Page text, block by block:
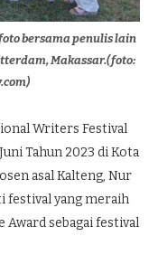
bersama penulis lain
Makassar.(foto:
Writers Festival
Tahun 2023 di Kota
asal Kalteng, Nur
festival yang meraih
sebagai festival